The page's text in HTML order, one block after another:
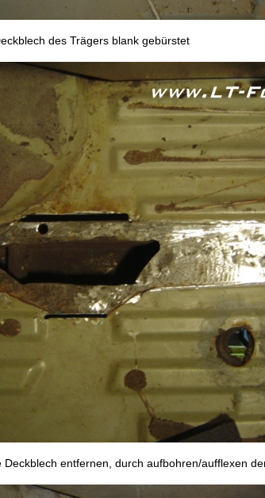
des Trägers blank gebürstet
Deckblech entfernen, durch aufbohren/aufflexen